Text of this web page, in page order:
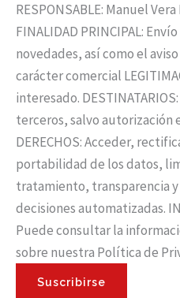
RESPONSABLE: Manuel
FINALIDAD PRINCIPAL:
novedades, así como el
carácter comercial
interesado.
terceros, salvo autorización
DERECHOS: Acceder,
portabilidad de los datos,
tratamiento, transparencia
decisiones automatizadas.
Puede consultar la
sobre nuestra Política de
Suscribirse